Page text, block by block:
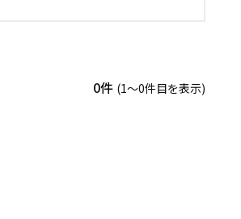
0件 (1〜0件目を表示)